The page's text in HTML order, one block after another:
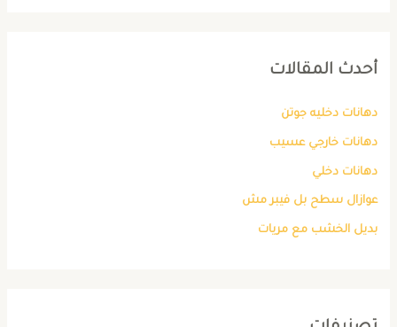
أحدث المقالات
دهانات دخليه جوتن
دهانات خارجي عسيب
دهانات دخلي
عوازال سطح بل فيبر مش
بديل الخشب مع مريات